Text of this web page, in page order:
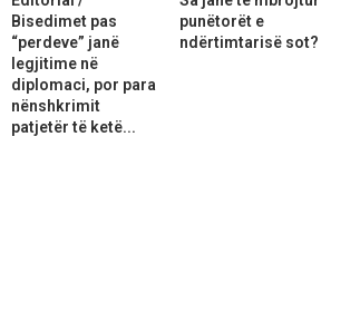
Bisedimet pas
“perdeve” janë
legjitime në
diplomaci, por para
nënshkrimit
patjetër të ketë...
punëtorët e
ndërtimtarisë sot?